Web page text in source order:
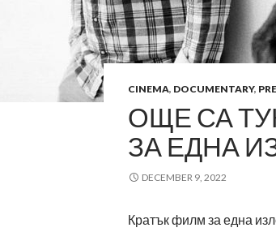
CINEMA, DOCUMENTARY,
ОЩЕ СА
ЗА ЕДНА
DECEMBER 9, 2022
Кратък филм за една